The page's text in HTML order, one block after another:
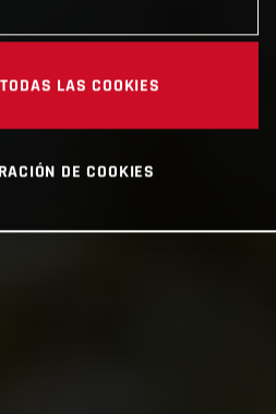
LAS COOKIES
DE COOKIES